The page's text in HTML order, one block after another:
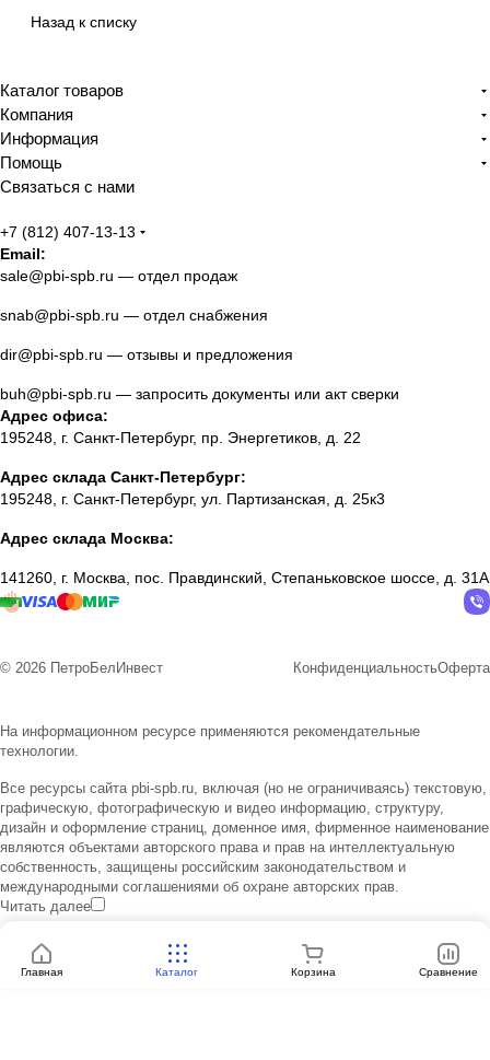
Назад к списку
Каталог товаров
Компания
Информация
Помощь
Связаться с нами
+7 (812) 407-13-13
Email:
sale@pbi-spb.ru — отдел продаж
snab@pbi-spb.ru — отдел снабжения
dir@pbi-spb.ru — отзывы и предложения
buh@pbi-spb.ru — запросить документы или акт сверки
Адрес офиса:
195248, г. Санкт-Петербург, пр. Энергетиков, д. 22
Адрес склада Санкт-Петербург:
195248, г. Санкт-Петербург, ул. Партизанская, д. 25к3
Адрес склада Москва:
141260, г. Москва, пос. Правдинский, Степаньковское шоссе, д. 31А
© 2026 ПетроБелИнвест КонфиденциальностьОферта
На информационном ресурсе применяются рекомендательные
технологии.
Все ресурсы сайта pbi-spb.ru, включая (но не ограничиваясь) текстовую,
графическую, фотографическую и видео информацию, структуру,
дизайн и оформление страниц, доменное имя, фирменное наименование
являются объектами авторского права и прав на интеллектуальную
собственность, защищены российским законодательством и
международными соглашениями об охране авторских прав.
Читать далее
Главная Каталог Корзина Сравнение